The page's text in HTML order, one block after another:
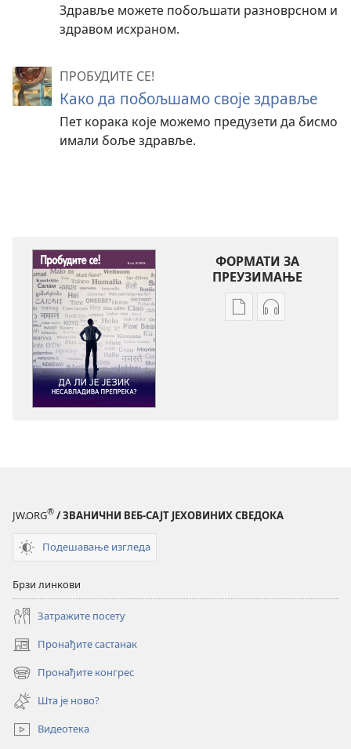
Здравље можете побољшати разноврсном и
здравом исхраном.
ПРОБУДИТЕ СЕ!
Како да побољшамо своје здравље
Пет корака које можемо предузети да бисмо
имали боље здравље.
ФОРМАТИ ЗА
ПРЕУЗИМАЊЕ
Формати
несавладива
Формати
несавладива
JW.ORG® / ЗВАНИЧНИ ВЕБ-САЈТ ЈЕХОВИНИХ СВЕДОКА
Подешавање изгледа
Брзи линкови
Затражите посету
Пронађите састанак
(отвара
нови
прозор)
Пронађите конгрес
(отвара
нови
прозор)
Шта је ново?
Видеотека